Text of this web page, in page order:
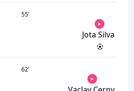
55’
Jota Silva
62’